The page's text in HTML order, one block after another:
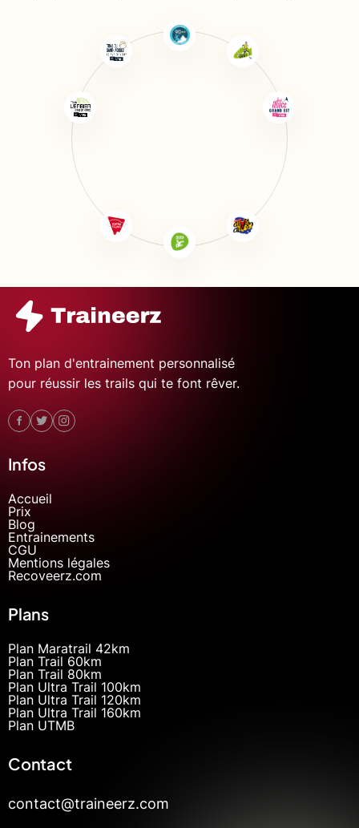
Ton plan d'entrainement personnalisé
pour réussir les trails qui te font rêver.
Infos
Accueil
Prix
Blog
Entrainements
CGU
Mentions légales
Recoveerz.com
Plans
Plan Maratrail 42km
Plan Trail 60km
Plan Trail 80km
Plan Ultra Trail 100km
Plan Ultra Trail 120km
Plan Ultra Trail 160km
Plan UTMB
Contact
contact@traineerz.com